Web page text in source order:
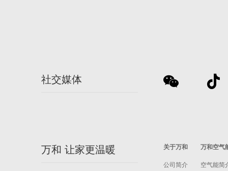
社交媒体
万和 让家更温暖 关于万和
公司简介
万和空气
空气能简